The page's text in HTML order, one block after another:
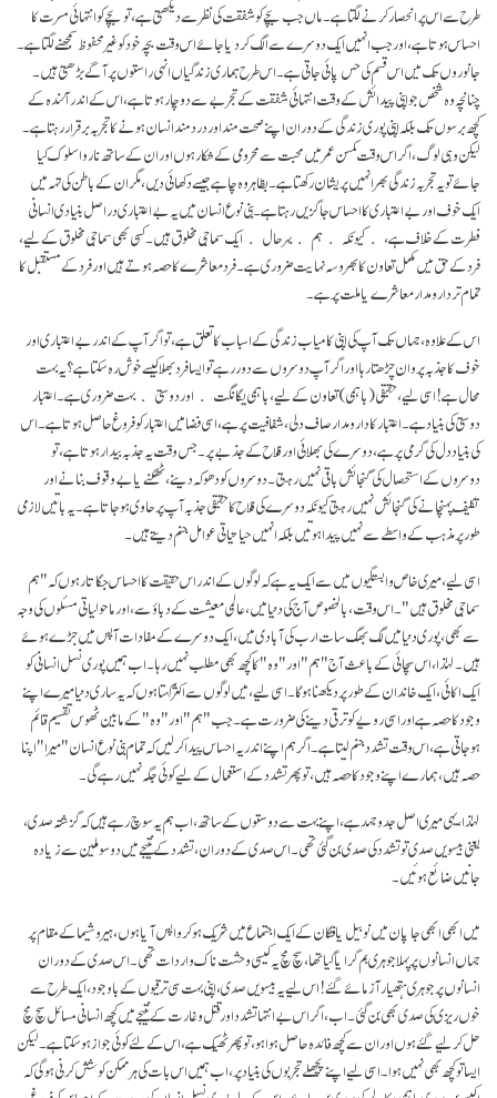
طرح سے اس پر انحصار کرنے لگتا ہے۔ ماں جب بچے کو شفقت کی نظر سے دیکھتی ہے، تو بچے کو انتہائی مسرت کا
احساس ہوتا ہے، اور جب انہیں ایک دوسرے سے الگ کردیا جائے اس وقت بچہ خود کو غیر محفوظ سمجھنے لگتا ہے۔
جانوروں تک میں اس قسم کی حس پائی جاتی ہے۔ اس طرح ہماری زندگیاں انہی راستوں پر آگے بڑھتی ہیں۔
چنانچہ وہ شخص جو اپنی پیدائش کے وقت انتہائی شفقت کے تجربے سے دوچار ہوتا ہے، اس کے اندر آئندہ کے
کچھ برسوں تک بلکہ اپنی پوری زندگی کے دوران اپنے صحت مند اور درد مند انسان ہونے کا تجربہ برقرار رہتا ہے۔
لیکن وہی لوگ، اگر اس وقت کمسن عمر میں محبت سے محرومی کے شکار ہوں اور ان کے ساتھ ناروا سلوک کیا
جائے تو یہ تجربہ زندگی بھر انہیں پریشان رکھتا ہے۔ بظاہر وہ چاہے جیسے دکھائی دیں، مگر ان کے باطن کی تہہ میں
ایک خوف اور بے اعتباری کا احساس جاگزیں رہتا ہے۔ بنی نوع انسان میں یہ بے اعتباری دراصل بنیادی انسانی
فطرت کے خلاف ہے، ﴿کیونکہ﴾ ہم ﴿بہرحال﴾ ایک سماجی مخلوق ہیں۔ کسی بھی سماجی مخلوق کے لیے،
فرد کے حق میں مکمل تعاون کا بھروسہ نہایت ضروری ہے۔ فرد معاشرے کا حصہ ہوتے ہیں اور فرد کے مستقبل کا
تمام تر دارومدار معاشرے یا ملت پر ہے۔
اس کے علاوہ ، جہاں تک آپ کی اپنی کامیاب زندگی کے اسباب کا تعلق ہے، تو اگر آپ کے اندر بے اعتباری اور
خوف کا جذبہ پروان چڑھتا رہا اور اگر آپ دوسروں سے دور رہے تو ایسا فرد بھلا کیسے خوش رہ سکتا ہے؟ یہ بہت
محال ہے! اسی لیے، حقیقی (باہمی) تعاون کے لیے، باہمی یگانگت ﴿اور دوستی﴾ بہت ضروری ہے۔ اعتبار
دوستی کی بنیاد ہے۔ اعتبار کا دارومدار صاف دلی، شفافیت پر ہے، اسی فضا میں اعتبار کو فروغ حاصل ہوتا ہے۔ اس
کی بنیاد دل کی گرمی پر ہے، دوسرے کی بھلائی اور فلاح کے جذبے پر۔ جس وقت یہ جذبہ بیدار ہوتا ہے، تو
دوسروں کے استحصال کی گنجائش باقی نہیں رہتی۔ دوسروں کو دھوکہ دینے، ٹھگنے یا بے وقوف بنانے اور
تکلیف پہنچانے کی گنجائش نہیں رہتی کیونکہ دوسرے کی فلاح کا حقیقی جذبہ آپ پر حاوی ہو جاتا ہے۔ یہ باتیں لازمی
طور پر مذہب کے واسطے سے نہیں پیدا ہوتیں بلکہ انہیں حیاتیاتی عوامل جنم دیتے ہیں۔
اسی لیے، میری خاص وابستگیوں میں سے ایک یہ ہے کہ لوگوں کے اندر اس حقیقت کا احساس جگاتا رہوں کہ "ہم
سماجی مخلوق ہیں"۔ اس وقت، بالخصوص آج کی دنیا میں،عالمی معیشت کے دباؤ سے، اور ماحولیاتی مسئلوں کی وجہ
سے بھی، پوری دنیا میں لگ بھگ سات ارب کی آبادی میں، ایک دوسرے کے مفادات آپس میں جڑے ہوئے
ہیں۔ لہٰذا، اس سچائی کے باعث آج "ہم" اور "وہ" کا کچھ بھی مطلب نہیں رہا۔ اب ہمیں پوری نسل انسانی کو
ایک اکائی، ایک خاندان کے طور پر دیکھنا ہوگا۔ اسی لیے، میں لوگوں سے اکثر کہتا ہوں کہ یہ ساری دنیا میرے اپنے
وجود کا حصہ ہے اور اسی رویے کو ترقی دینے کی ضرورت ہے۔ جب "ہم" اور "وہ" کے مابین ٹھوس تقسیم قائم
ہوجاتی ہے، اس وقت تشدد جنم لیتا ہے۔ اگر ہم اپنے اندر یہ احساس پیدا کرلیں کہ تمام بنی نوع انسان "میرا" اپنا
حصہ ہیں، ہمارے اپنے وجود کا حصہ ہیں، تو پھر تشدد کے استعمال کے لیے کوئی جگہ نہیں رہے گی۔
لہٰذا، یہی میری اصل جدوجہد ہے، اپنے بہت سے دوستوں کے ساتھ، اب ہم یہ سوچ رہے ہیں کہ گزشتہ صدی،
یعنی بیسویں صدی تو تشدد کی صدی بن گئی تھی۔ اس صدی کے دوران، تشدد کے نتیجے میں دو سو ملین سے زیادہ
جانیں ضائع ہوئیں۔
میں ابھی ابھی جاپان میں نوبیل یافتگان کے ایک اجتماع میں شریک ہوکر واپس آیا ہوں، ہیرو شیما کے مقام پر
جہاں انسانوں پر پہلا جوہری بم گرایا گیا تھا، سچ مچ یہ کیسی وحشت ناک واردات تھی۔ اس صدی کے دوران
انسانوں پر جوہری ہتھیار آزمائے گئے! اس لیے یہ بیسویں صدی، اپنی بہت سی ترقیوں کے باوجود، ایک طرح سے
خوں ریزی کی صدی بھی بن گئی۔ اب، اگر اس بے انتہا تشدد اور قتل و غارت کے نتیجے میں کچھ انسانی مسائل سچ مچ
حل کرلیے گئے ہوں اور ان سے کچھ فائدہ حاصل ہوا ہو، تو پھر ٹھیک ہے، اس کے لئے کوئی جواز ہو سکتا ہے۔ لیکن
ایسا تو کچھ بھی نہیں ہوا۔ اسی لیے اپنے پچھلے تجربوں کی بنیاد پر، اب ہمیں اس بات کی ہر ممکن کوشش کرنی ہوگی کہ